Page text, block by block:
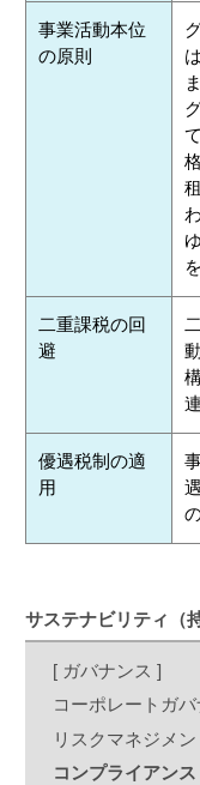
事業活動本位
の原則
二重課税の回
避
優遇税制の適
用
サステナビリティ（
[ ガバナンス ]
コーポレートガバ
リスクマネジメン
コンプライアンス